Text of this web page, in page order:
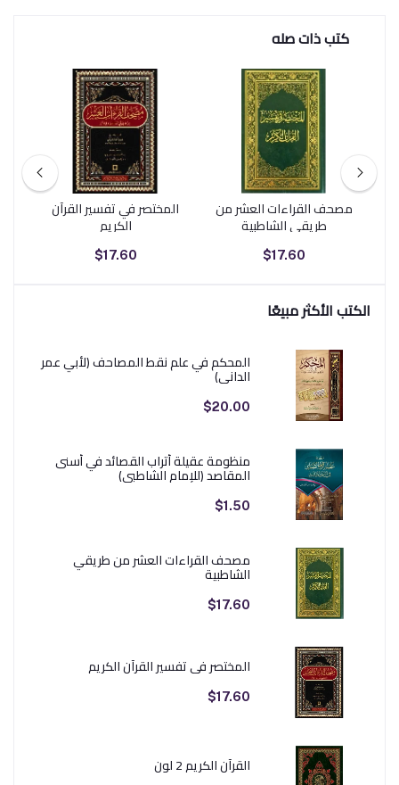
كتب ذات صله
مصحف القراءات العشر من
طريقي الشاطبية
$17.60
المختصر في تفسير القرآن
الكريم
$17.60
الكتب الأكثر مبيعًا
المحكم في علم نقط المصاحف (لأبي عمر
الداني)
$20.00
منظومة عقيلة أتراب القصائد في أسنى
المقاصد (للإمام الشاطبي)
$1.50
مصحف القراءات العشر من طريقي
الشاطبية
$17.60
المختصر في تفسير القرآن الكريم
$17.60
القرآن الكريم 2 لون